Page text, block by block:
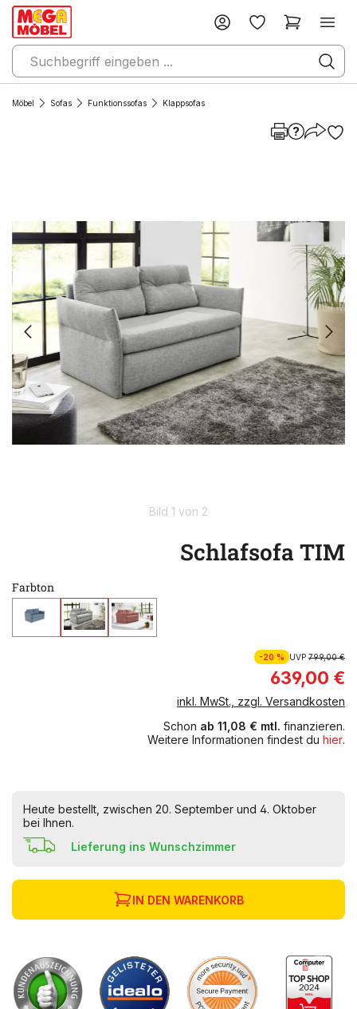
Möbel Sofas Funktionssofas Klappsofas
Bild 1 von 2
Schlafsofa TIM
Farbton
-20 % UVP799,00 €
639,00 €
inkl. MwSt., zzgl. Versandkosten
Schon ab 11,08 € mtl. finanzieren.
Weitere Informationen findest du hier.
Heute bestellt, zwischen 20. September und 4. Oktober
bei Ihnen.
Lieferung ins Wunschzimmer
IN DEN WARENKORB